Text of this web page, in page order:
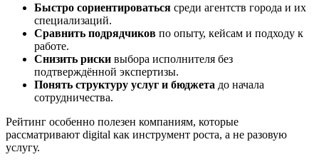
Быстро сориентироваться среди агентств города и их
специализаций.
Сравнить подрядчиков по опыту, кейсам и подходу к
работе.
Снизить риски выбора исполнителя без
подтверждённой экспертизы.
Понять структуру услуг и бюджета до начала
сотрудничества.
Рейтинг особенно полезен компаниям, которые
рассматривают digital как инструмент роста, а не разовую
услугу.